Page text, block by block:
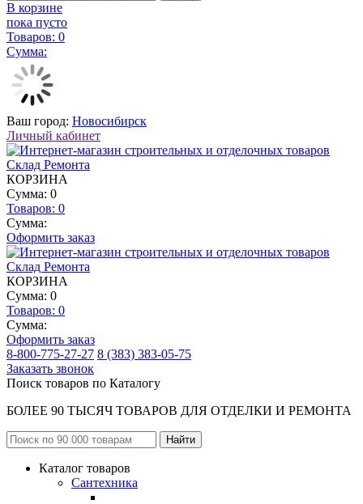
В корзине
пока пусто
Товаров: 0
Сумма:
Ваш город: Новосибирск
Личный кабинет
КОРЗИНА
Сумма: 0
Товаров: 0
Сумма:
Оформить заказ
КОРЗИНА
Сумма: 0
Товаров: 0
Сумма:
Оформить заказ
8-800-775-27-27 8 (383) 383-05-75
Заказать звонок
Поиск товаров по Каталогу
БОЛЕЕ 90 ТЫСЯЧ ТОВАРОВ ДЛЯ ОТДЕЛКИ И РЕМОНТА
Каталог товаров
Сантехника